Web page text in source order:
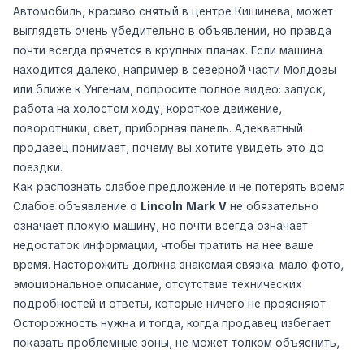
Автомобиль, красиво снятый в центре Кишинева, может
выглядеть очень убедительно в объявлении, но правда
почти всегда прячется в крупных планах. Если машина
находится далеко, например в северной части Молдовы
или ближе к Унгенам, попросите полное видео: запуск,
работа на холостом ходу, короткое движение,
поворотники, свет, приборная панель. Адекватный
продавец понимает, почему вы хотите увидеть это до
поездки.
Как распознать слабое предложение и не потерять время
Слабое объявление о Lincoln Mark V не обязательно
означает плохую машину, но почти всегда означает
недостаток информации, чтобы тратить на нее ваше
время. Насторожить должна знакомая связка: мало фото,
эмоциональное описание, отсутствие технических
подробностей и ответы, которые ничего не проясняют.
Осторожность нужна и тогда, когда продавец избегает
показать проблемные зоны, не может толком объяснить,